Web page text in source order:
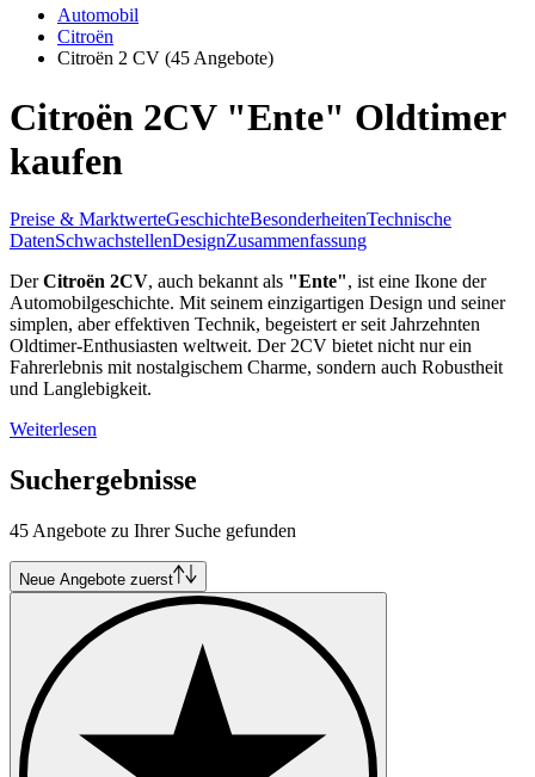
Automobil
Citroën
Citroën 2 CV (45 Angebote)
Citroën 2CV "Ente" Oldtimer
kaufen
Preise & MarktwerteGeschichteBesonderheitenTechnische
DatenSchwachstellenDesignZusammenfassung
DerCitroën 2CV, auch bekannt als "Ente", ist eine Ikone der
Automobilgeschichte. Mit seinem einzigartigen Design und seiner
simplen, aber effektiven Technik, begeistert er seit Jahrzehnten
Oldtimer-Enthusiasten weltweit. Der 2CV bietet nicht nur ein
Fahrerlebnis mit nostalgischem Charme, sondern auch Robustheit
und Langlebigkeit.
Weiterlesen
Suchergebnisse
45 Angebote zu Ihrer Suche gefunden
Neue Angebote zuerst